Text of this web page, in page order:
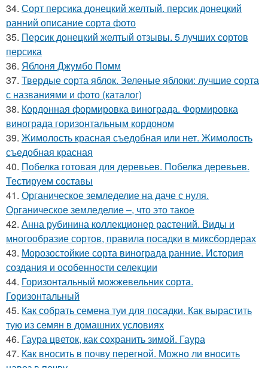
34. Сорт персика донецкий желтый. персик донецкий
ранний описание сорта фото
35. Персик донецкий желтый отзывы. 5 лучших сортов
персика
36. Яблоня Джумбо Помм
37. Твердые сорта яблок. Зеленые яблоки: лучшие сорта
с названиями и фото (каталог)
38. Кордонная формировка винограда. Формировка
винограда горизонтальным кордоном
39. Жимолость красная съедобная или нет. Жимолость
съедобная красная
40. Побелка готовая для деревьев. Побелка деревьев.
Тестируем составы
41. Органическое земледелие на даче с нуля.
Органическое земледелие –, что это такое
42. Анна рубинина коллекционер растений. Виды и
многообразие сортов, правила посадки в миксбордерах
43. Морозостойкие сорта винограда ранние. История
создания и особенности селекции
44. Горизонтальный можжевельник сорта.
Горизонтальный
45. Как собрать семена туи для посадки. Как вырастить
тую из семян в домашних условиях
46. Гаура цветок, как сохранить зимой. Гаура
47. Как вносить в почву перегной. Можно ли вносить